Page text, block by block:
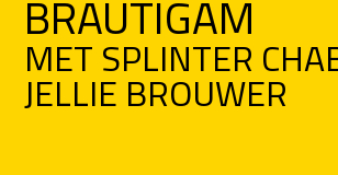
BRAUTIGAM
MET SPLINTER
JELLIE BROUWER